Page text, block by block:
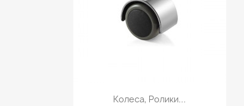
Швидкий перегляд
Колеса, Ролики...